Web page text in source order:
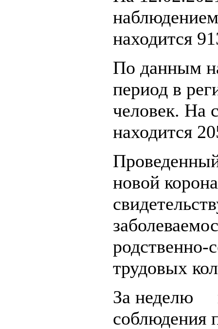
находится
По данным
период в
человек. На
находится
новой
родственно-
трудовых
За неделю
соблюдения